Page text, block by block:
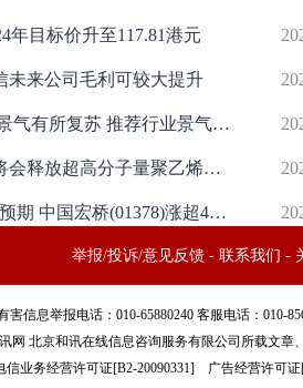
年目标价升至117.81港元
未来公司毛利可较大提升
化工行业2024年5月投资策略：化工景气有所复苏 推荐行业景气方向
恒辉安防：随着市场行情回暖 公司将会释放超高分子量聚乙烯纤维产能对外销售
港股异动 | 电解铝需求韧性显著超越预期 中国宏桥(01378)涨超4% 中国铝业(02600)现涨近3%
举报/投诉/意见反馈- 联系我们 -
信息举报电话：010-65880240 客服电话：010-
网 北京和讯在线信息咨询服务有限公司所载文章
信业务经营许可证[B2-20090331] 广告经营许可证